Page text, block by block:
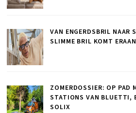
VAN ENGERDSBRIL NAAR
SLIMME BRIL KOMT ERAAN
ZOMERDOSSIER: OP PAD
STATIONS VAN BLUETTI,
SOLIX